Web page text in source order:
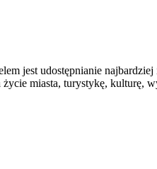
jest udostępnianie
miasta, turystykę, kulturę,